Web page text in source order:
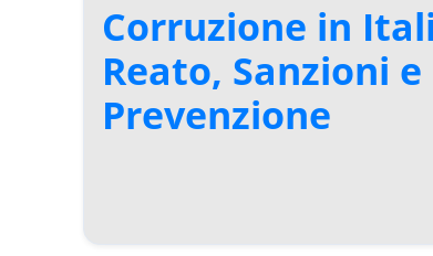
Corruzione in
Reato, Sanzioni e
Prevenzione